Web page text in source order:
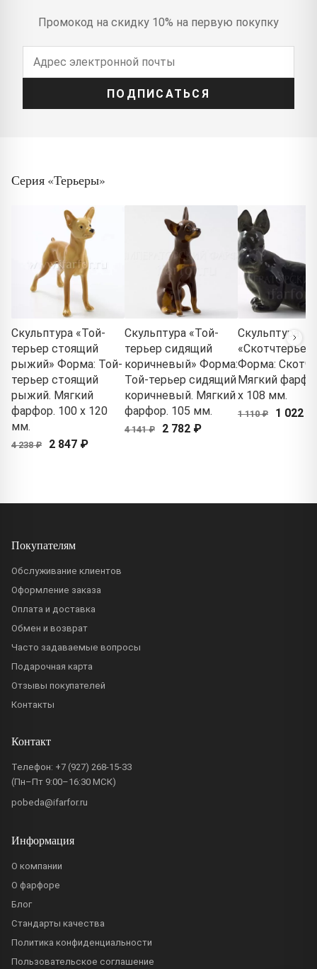
Промокод на скидку 10% на первую покупку
ПОДПИСАТЬСЯ
Серия «Терьеры»
Скульптура «Той-
терьер стоящий
рыжий» Форма: Той-
терьер стоящий
рыжий. Мягкий
фарфор. 100 x 120
мм.
4 238 ₽ 2 847 ₽
Скульптура «Той-
терьер сидящий
коричневый» Форма:
Той-терьер сидящий
коричневый. Мягкий
фарфор. 105 мм.
4 141 ₽ 2 782 ₽
Скульптура
Форма:
Мягкий
x 108 мм.
1 110 ₽ 1 022 ₽
Покупателям
Обслуживание клиентов
Оформление заказа
Оплата и доставка
Обмен и возврат
Часто задаваемые вопросы
Подарочная карта
Отзывы покупателей
Контакты
Контакт
Телефон: +7 (927) 268-15-33
(Пн–Пт 9:00–16:30 МСК)
pobeda@ifarfor.ru
Информация
О компании
О фарфоре
Блог
Стандарты качества
Политика конфиденциальности
Пользовательское соглашение